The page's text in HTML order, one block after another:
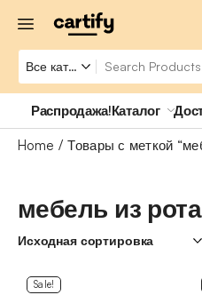
Распродажа!Каталог
Home Товары с меткой
мебель из
Sale!